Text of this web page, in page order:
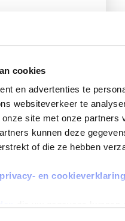
cookies
en advertenties te
websiteverkeer te
site met onze partners
kunnen deze
of die ze hebben
privacy- en cookieverklaring
Kenteken
Verwachte levertijd 4 weken
Verwachte levertijd 4 weken